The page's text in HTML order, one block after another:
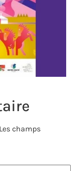
Les champs